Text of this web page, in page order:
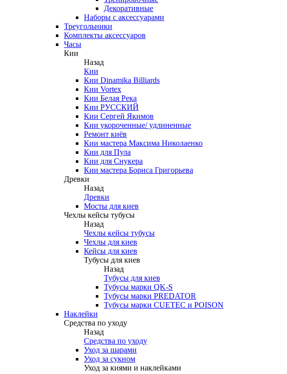
Декоративные
Наборы с аксессуарами
Треугольники
Комплекты аксессуаров
Часы
Кии
Назад
Кии
Кии Dinamika Billiards
Кии Vortex
Кии Белая Река
Кии РУССКИЙ
Кии Сергей Якимов
Кии укороченные/ удлиненные
Ремонт киёв
Кии мастера Максима Николаенко
Кии для Пула
Кии для Снукера
Кии мастера Бориса Григорьева
Древки
Назад
Древки
Мосты для киев
Чехлы кейсы тубусы
Назад
Чехлы кейсы тубусы
Чехлы для киев
Кейсы для киев
Тубусы для киев
Назад
Тубусы для киев
Тубусы марки QK-S
Тубусы марки PREDATOR
Тубусы марки CUETEC и POISON
Наклейки
Средства по уходу
Назад
Средства по уходу
Уход за шарами
Уход за сукном
Уход за киями и наклейками